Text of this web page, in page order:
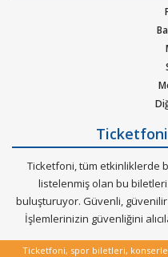
Dünya çapında en çok
sanatçıların soluksuz
öncesinden tükenen
güvencesiyle satın
Bilet
Sık
Ticketfoni
Ticketfoni, tüm etkinliklerde
listelenmiş olan bu
buluşturuyor. Güvenli, güvenilir
İşlemlerinizin güvenliğini
Ticketfoni, spor biletleri,